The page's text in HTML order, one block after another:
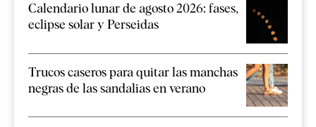
Calendario lunar de agosto 2026: fases,
eclipse solar y Perseidas
Trucos caseros para quitar las manchas
negras de las sandalias en verano